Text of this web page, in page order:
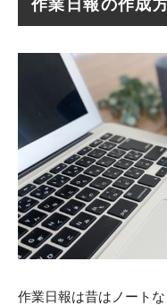
作業日報の作成
作業日報は昔はノート